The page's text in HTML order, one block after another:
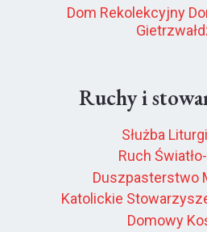
Dom Rekolekcyjny
Ruchy i
Służba
Ruch
Duszpasterstwo
Katolickie
Domowy